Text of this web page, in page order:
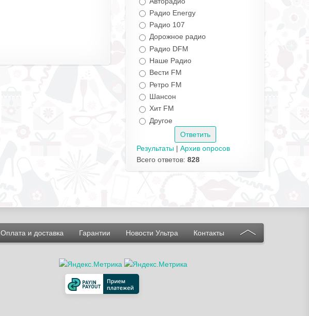
Радио Energy
Радио 107
Дорожное радио
Радио DFM
Наше Радио
Вести FM
Ретро FM
Шансон
Хит FM
Другое
Результаты | Архив опросов
Всего ответов: 828
Оплата и доставка Гарантии Новости Ультра Контакты